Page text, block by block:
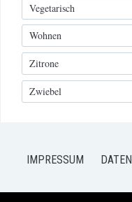
Vegetarisch
Wohnen
Zitrone
Zwiebel
IMPRESSUM